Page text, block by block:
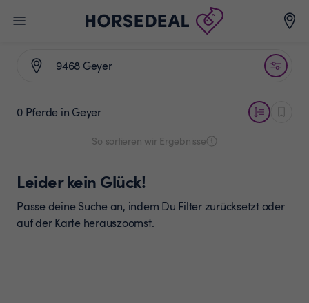
0 Pferde in Geyer
So sortieren wir Ergebnisse
Leider kein Glück!
Passe deine Suche an, indem Du Filter zurücksetzt oder
auf der Karte herauszoomst.